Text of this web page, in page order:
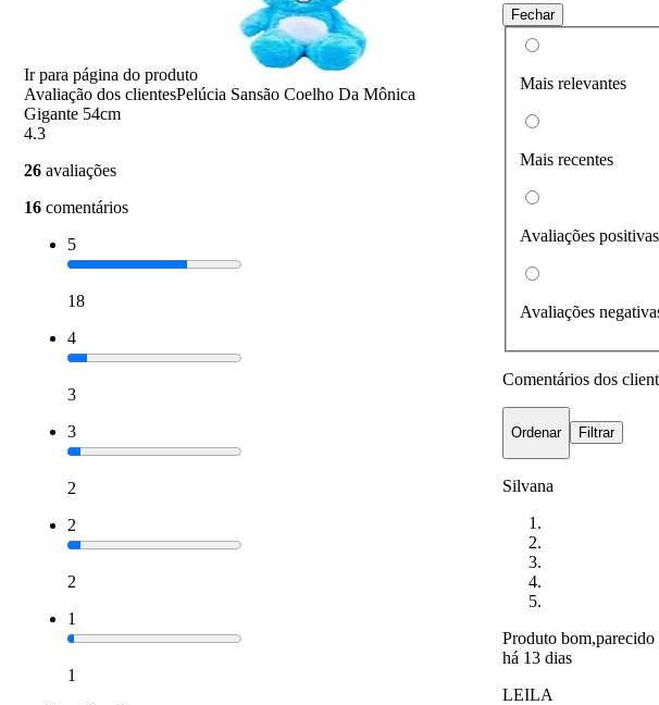
Ir para página do produto
Avaliação dos clientesPelúcia Sansão Coelho Da Mônica
Gigante 54cm
4.3
26 avaliações
16 comentários
5
18
4
3
3
2
2
2
1
1
Fechar
Mais relevantes
Mais recentes
Avaliações positivas
Avaliações
Comentários dos
Ordenar Filtrar
Silvana
Produto
há 13 dias
LEILA